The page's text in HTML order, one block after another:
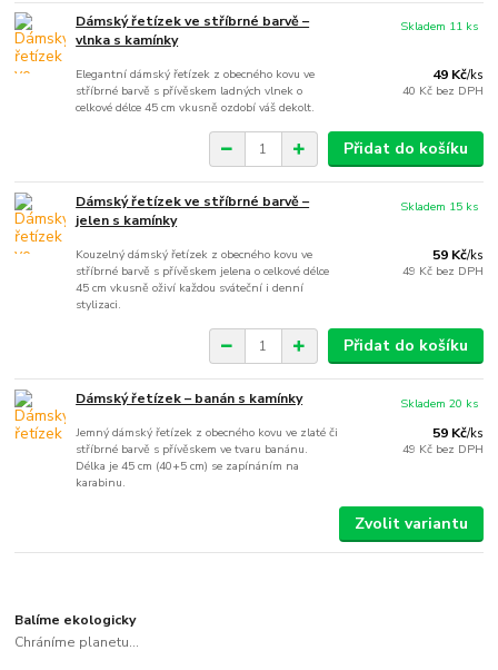
Dámský řetízek ve stříbrné barvě –
vlnka s kamínky
Elegantní dámský řetízek z obecného kovu ve
stříbrné barvě s přívěskem ladných vlnek o
celkové délce 45 cm vkusně ozdobí váš dekolt.
49 Kč/ks
40 Kč bez DPH
Skladem 11 ks
Přidat do košíku
Dámský řetízek ve stříbrné barvě –
jelen s kamínky
Kouzelný dámský řetízek z obecného kovu ve
stříbrné barvě s přívěskem jelena o celkové délce
45 cm vkusně oživí každou sváteční i denní
stylizaci.
59 Kč/ks
49 Kč bez DPH
Skladem 15 ks
Přidat do košíku
Dámský řetízek – banán s kamínky
Jemný dámský řetízek z obecného kovu ve zlaté či
stříbrné barvě s přívěskem ve tvaru banánu.
Délka je 45 cm (40+5 cm) se zapínáním na
karabinu.
59 Kč/ks
49 Kč bez DPH
Skladem 20 ks
Zvolit variantu
Balíme ekologicky
Chráníme planetu...